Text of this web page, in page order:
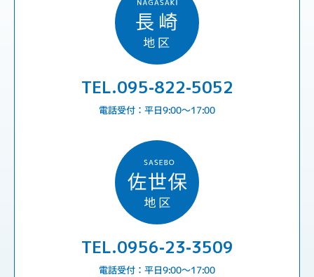
TEL.095-822-5052
電話受付：平日9:00〜17:00
TEL.0956-23-3509
電話受付：平日9:00〜17:00